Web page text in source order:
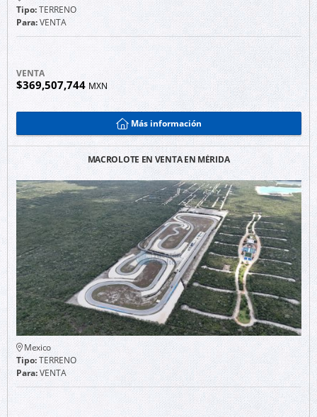
Tipo:TERRENO
Para:VENTA
VENTA
$369,507,744 MXN
Más información
MACROLOTE EN VENTA EN MÉRIDA
Mexico
Tipo:TERRENO
Para:VENTA